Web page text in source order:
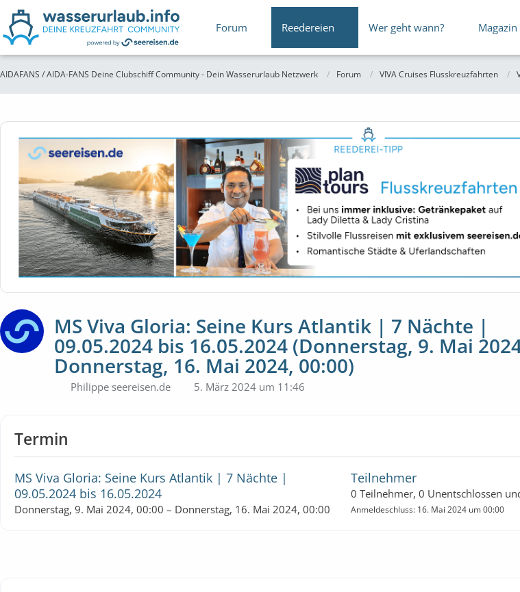
Forum Reedereien Wer geht wann? Magazin
AIDAFANS / AIDA-FANS Deine Clubschiff Community - Dein Wasserurlaub Netzwerk Forum VIVA Cruises Flusskreuzfahrten
MS Viva Gloria: Seine Kurs Atlantik | 7 Nächte |
09.05.2024 bis 16.05.2024 (Donnerstag, 9. Mai
Donnerstag, 16. Mai 2024, 00:00)
Philippe seereisen.de 5. März 2024 um 11:46
Termin
MS Viva Gloria: Seine Kurs Atlantik | 7 Nächte |
09.05.2024 bis 16.05.2024
Donnerstag, 9. Mai 2024, 00:00 – Donnerstag, 16. Mai 2024, 00:00
Teilnehmer
0 Teilnehmer, 0 Unentschlossen
Anmeldeschluss: 16. Mai 2024 um 00:00